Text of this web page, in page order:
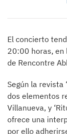
El concierto
20:00 horas, en
de Rencontre
Según la revista
dos elementos
Villanueva, y
ofrece una
por ello